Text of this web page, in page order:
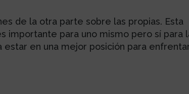
de la otra parte sobre las propias. Esta
importante para uno mismo pero sí para
en una mejor posición para